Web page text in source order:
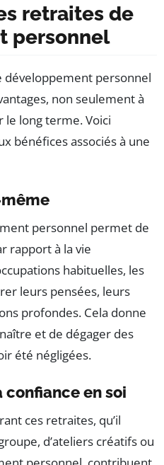
retraites de
personnel
développement personnel
non seulement à
le long terme. Voici
bénéfices associés à une
personnel permet de
rapport à la vie
habituelles, les
leurs pensées, leurs
profondes. Cela donne
et de dégager des
été négligées.
en soi
ces retraites, qu’il
d’ateliers créatifs ou